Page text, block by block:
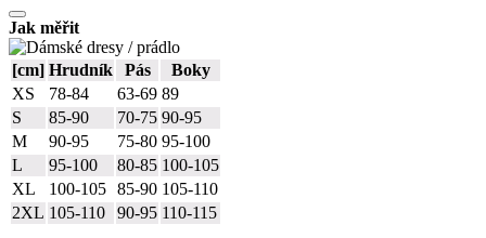
Jak měřit
[cm] Hrudník Pás
Boky
XS
78-84 63-69 89
S
85-90 70-75 90-95
M
90-95 75-80 95-100
L
95-100 80-85 100-105
XL
100-105 85-90 105-110
2XL 105-110 90-95 110-115